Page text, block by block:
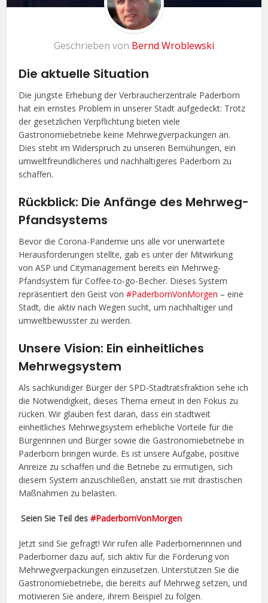
Geschrieben von Bernd Wroblewski
Die aktuelle Situation
Die jüngste Erhebung der Verbraucherzentrale Paderborn
hat ein ernstes Problem in unserer Stadt aufgedeckt: Trotz
der gesetzlichen Verpflichtung bieten viele
Gastronomiebetriebe keine Mehrwegverpackungen an.
Dies steht im Widerspruch zu unseren Bemühungen, ein
umweltfreundlicheres und nachhaltigeres Paderborn zu
schaffen.
Rückblick: Die Anfänge des Mehrweg-
Pfandsystems
Bevor die Corona-Pandemie uns alle vor unerwartete
Herausforderungen stellte, gab es unter der Mitwirkung
von ASP und Citymanagement bereits ein Mehrweg-
Pfandsystem für Coffee-to-go-Becher. Dieses System
repräsentiert den Geist von#PaderbornVonMorgen – eine
Stadt, die aktiv nach Wegen sucht, um nachhaltiger und
umweltbewusster zu werden.
Unsere Vision: Ein einheitliches
Mehrwegsystem
Als sachkundiger Bürger der SPD-Stadtratsfraktion sehe ich
die Notwendigkeit, dieses Thema erneut in den Fokus zu
rücken. Wir glauben fest daran, dass ein stadtweit
einheitliches Mehrwegsystem erhebliche Vorteile für die
Bürgerinnen und Bürger sowie die Gastronomiebetriebe in
Paderborn bringen würde. Es ist unsere Aufgabe, positive
Anreize zu schaffen und die Betriebe zu ermutigen, sich
diesem System anzuschließen, anstatt sie mit drastischen
Maßnahmen zu belasten.
Seien Sie Teil des#PaderbornVonMorgen
Jetzt sind Sie gefragt! Wir rufen alle Paderbornerinnen und
Paderborner dazu auf, sich aktiv für die Förderung von
Mehrwegverpackungen einzusetzen. Unterstützen Sie die
Gastronomiebetriebe, die bereits auf Mehrweg setzen, und
motivieren Sie andere, ihrem Beispiel zu folgen.